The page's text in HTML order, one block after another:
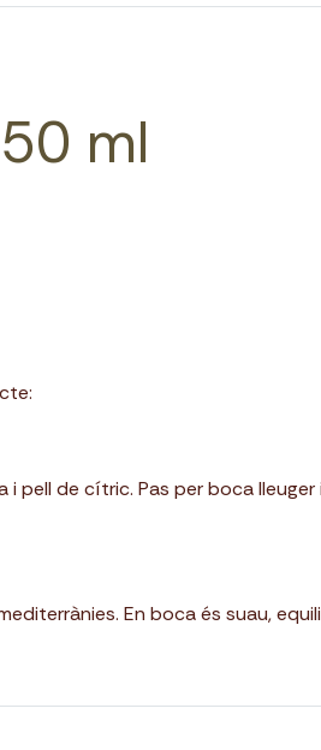
ml
pell de cítric. Pas per boca
En boca és suau,